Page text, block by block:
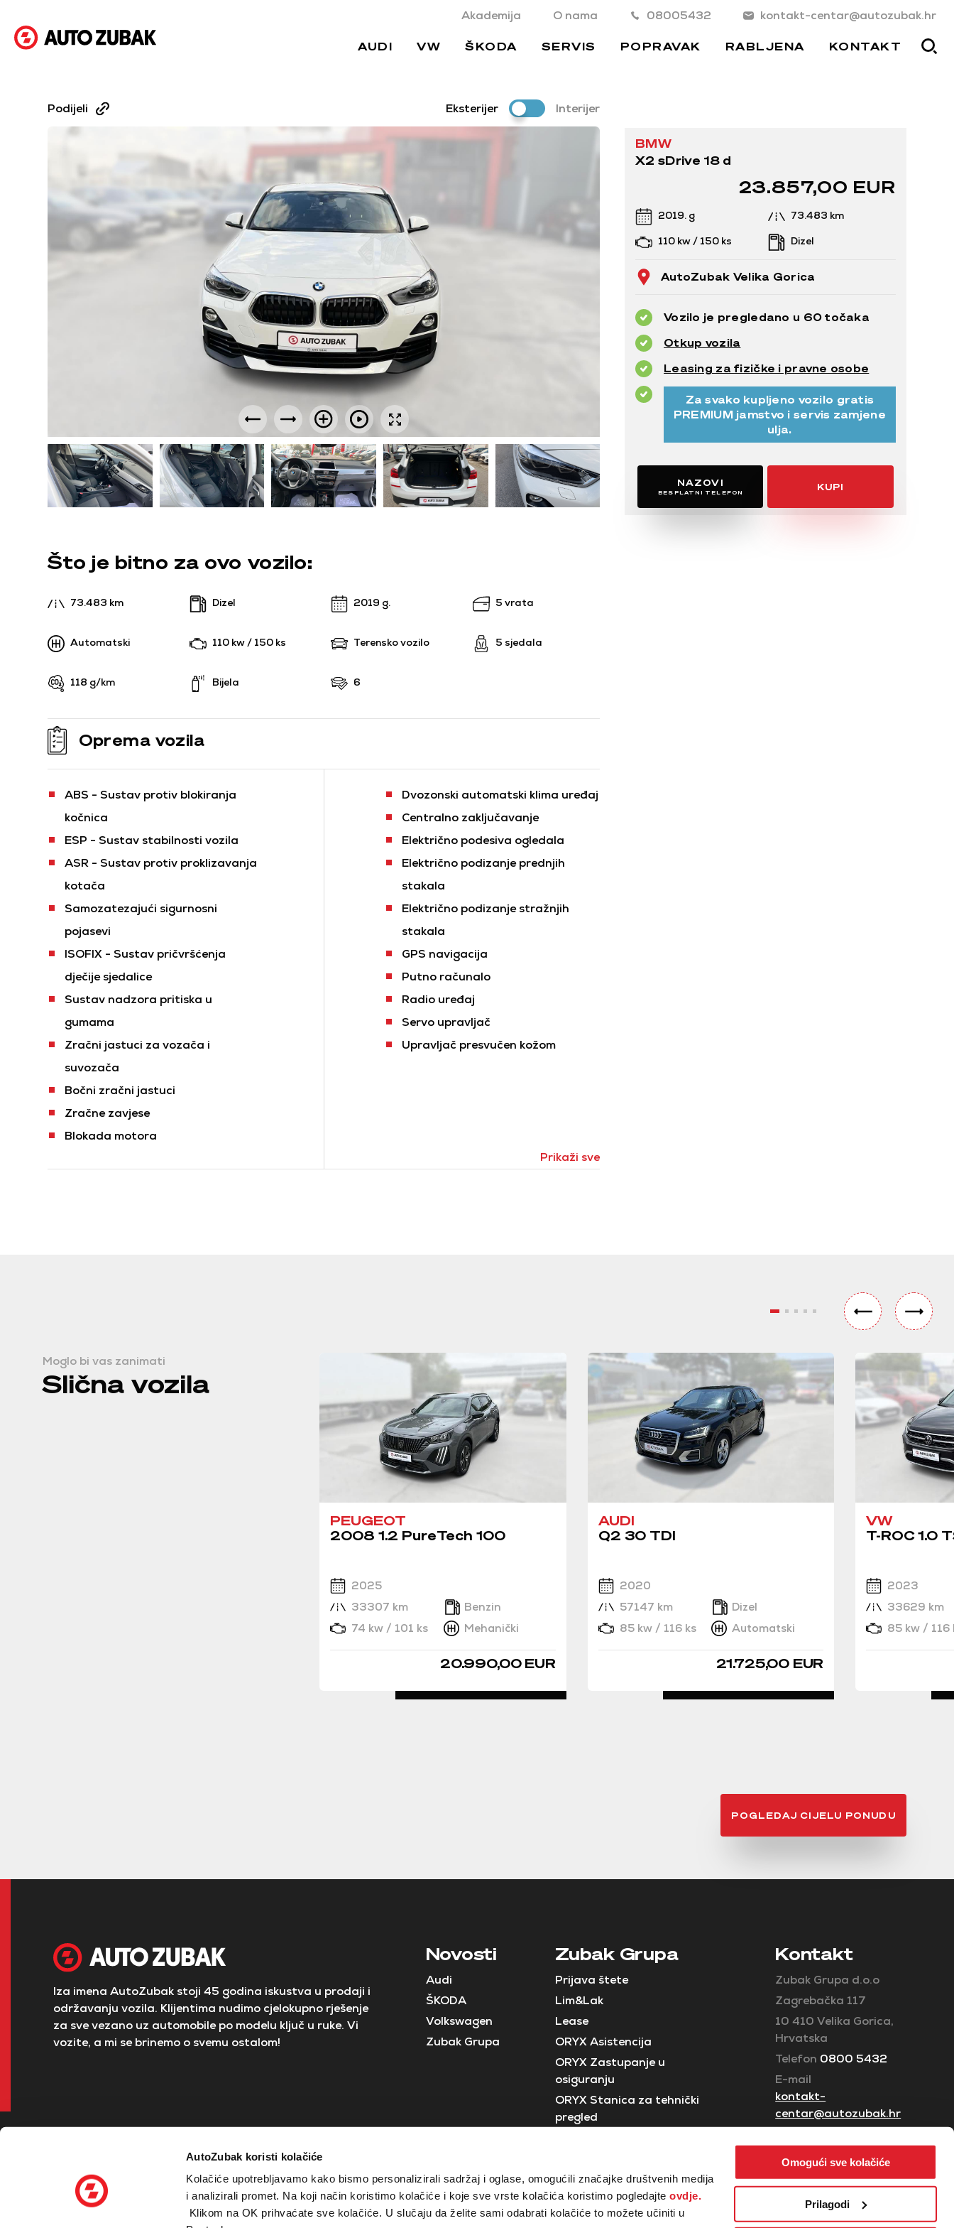
AutoZubak koristi kolačiće
Kolačiće upotrebljavamo kako bismo personalizirali sadržaj i oglase, omogućili značajke društvenih medija
i analizirali promet. Na koji način koristimo kolačiće i koje sve vrste kolačića koristimo pogledajteovdje.
Klikom na OK prihvaćate sve kolačiće. U slučaju da želite sami odabrati kolačiće to možete učiniti u
Omogući sve kolačiće
Prilagodi
Akademija O nama 08005432 kontakt-centar@autozubak.hr
AUDI VW ŠKODA SERVIS POPRAVAK RABLJENA KONTAKT
Podijeli Eksterijer Interijer
BMW
X2 sDrive 18 d
23.857,00 EUR
2019. g
73.483 km
110 kw / 150 ks
Dizel
AutoZubak Velika Gorica
Vozilo je pregledano u 60 točaka
Otkup vozila
Leasing za fizičke i pravne osobe
Za svako kupljeno vozilo gratis
PREMIUM jamstvo i servis zamjene
ulja.
NAZOVI
BESPLATNI TELEFON
KUPI
Što je bitno za ovo vozilo:
73.483 km Dizel 2019 g. 5 vrata
Automatski 110 kw / 150 ks Terensko vozilo 5 sjedala
118 g/km Bijela 6
Oprema vozila
ABS - Sustav protiv blokiranja
kočnica
ESP - Sustav stabilnosti vozila
ASR - Sustav protiv proklizavanja
kotača
Samozatezajući sigurnosni
pojasevi
ISOFIX - Sustav pričvršćenja
dječije sjedalice
Sustav nadzora pritiska u
gumama
Zračni jastuci za vozača i
suvozača
Bočni zračni jastuci
Zračne zavjese
Blokada motora
Dvozonski automatski klima uređaj
Centralno zaključavanje
Električno podesiva ogledala
Električno podizanje prednjih
stakala
Električno podizanje stražnjih
stakala
GPS navigacija
Putno računalo
Radio uređaj
Servo upravljač
Upravljač presvučen kožom
Prikaži sve
Moglo bi vas zanimati
Slična vozila
PEUGEOT
2008 1.2 PureTech 100
2025
33307 km
Benzin
74 kw / 101 ks
Mehanički
20.990,00 EUR
AUDI
Q2 30 TDI
2020
57147 km
Dizel
85 kw / 116 ks
Automatski
21.725,00 EUR
VW
T-ROC 1.0
2023
33629 km
85 kw / 116
POGLEDAJ CIJELU PONUDU
Iza imena AutoZubak stoji 45 godina iskustva u prodaji i
održavanju vozila. Klijentima nudimo cjelokupno rješenje
za sve vezano uz automobile po modelu ključ u ruke. Vi
vozite, a mi se brinemo o svemu ostalom!
Novosti
Audi
ŠKODA
Volkswagen
Zubak Grupa
Zubak Grupa
Prijava štete
Lim&Lak
Lease
ORYX Asistencija
ORYX Zastupanje u
osiguranju
ORYX Stanica za tehnički
pregled
Kontakt
Zubak Grupa d.o.o
Zagrebačka 117
10 410 Velika Gorica,
Hrvatska
Telefon 0800 5432
E-mail
kontakt-
centar@autozubak.hr
© 2026 Zubak Grupa - sva prava pridržana Izjava o zaštiti privatnosti Opći uvjeti poslovanja